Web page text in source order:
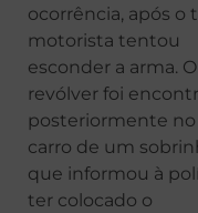
ocorrência, após o
motorista tentou
esconder a arma. O
revólver foi
posteriormente no
carro de um
que informou à
ter colocado o